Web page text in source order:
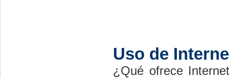
Uso de
¿Qué ofrece